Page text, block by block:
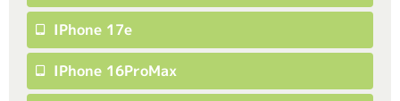
IPhone 17e
IPhone 16ProMax